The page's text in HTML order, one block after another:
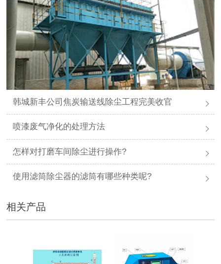
韩城新丰公司焦炭输送线除尘工程完美收官
喷漆废气净化的处理方法
怎样对打磨车间除尘进行操作?
使用滤筒除尘器的滤筒有哪些种类呢?
相关产品